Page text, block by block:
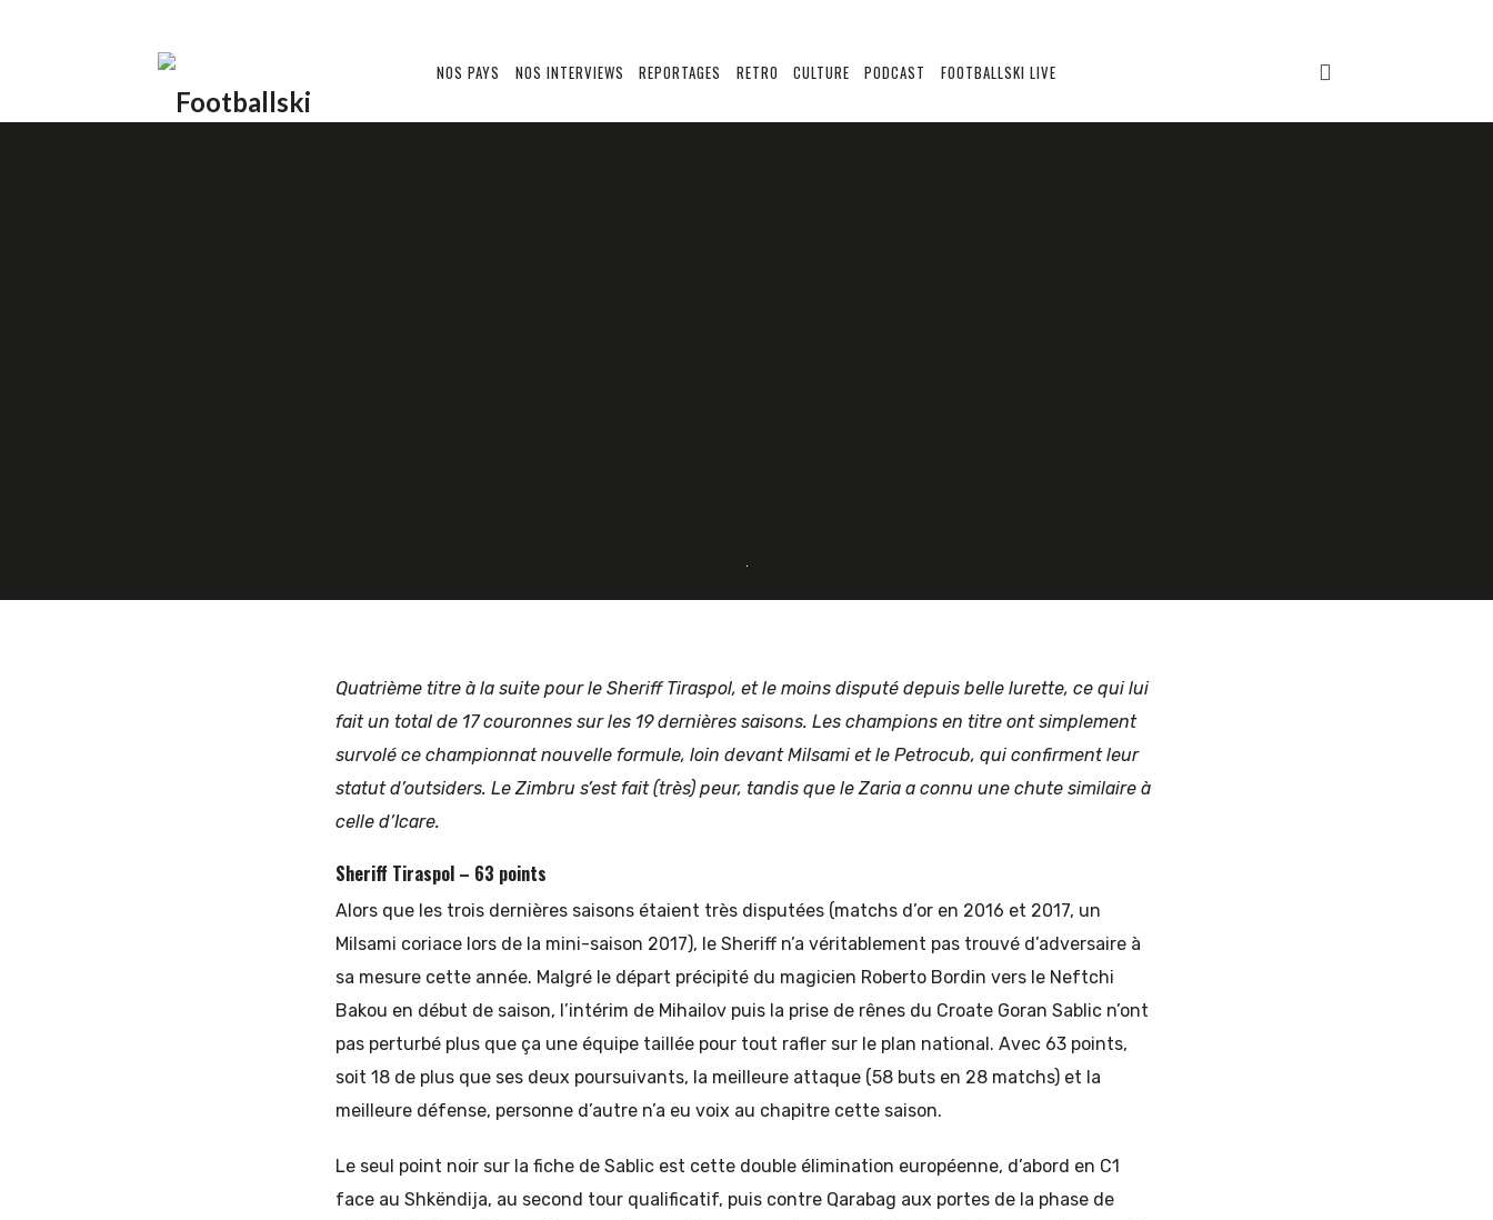
Footballski NOS PAYS NOS INTERVIEWS REPORTAGES RETRO CULTURE PODCAST FOOTBALLSKI LIVE
Quatrième titre à la suite pour le Sheriff Tiraspol, et le moins disputé depuis belle lurette, ce qui lui
fait un total de 17 couronnes sur les 19 dernières saisons. Les champions en titre ont simplement
survolé ce championnat nouvelle formule, loin devant Milsami et le Petrocub, qui confirment leur
statut d’outsiders. Le Zimbru s’est fait (très) peur, tandis que le Zaria a connu une chute similaire à
celle d’Icare.
Sheriff Tiraspol – 63 points
Alors que les trois dernières saisons étaient très disputées (matchs d’or en 2016 et 2017, un
Milsami coriace lors de la mini-saison 2017), le Sheriff n’a véritablement pas trouvé d’adversaire à
sa mesure cette année. Malgré le départ précipité du magicien Roberto Bordin vers le Neftchi
Bakou en début de saison, l’intérim de Mihailov puis la prise de rênes du Croate Goran Sablic n’ont
pas perturbé plus que ça une équipe taillée pour tout rafler sur le plan national. Avec 63 points,
soit 18 de plus que ses deux poursuivants, la meilleure attaque (58 buts en 28 matchs) et la
meilleure défense, personne d’autre n’a eu voix au chapitre cette saison.
Le seul point noir sur la fiche de Sablic est cette double élimination européenne, d’abord en C1
face au Shkëndija, au second tour qualificatif, puis contre Qarabag aux portes de la phase de